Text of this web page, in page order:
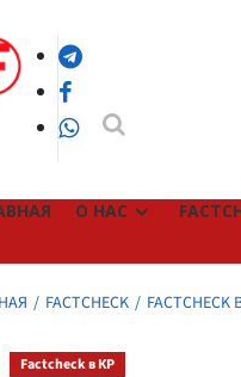
Telegram
Facebook
WhatsApp
О НАС
FACTCHECK FACTCHECK
Factcheck в КР